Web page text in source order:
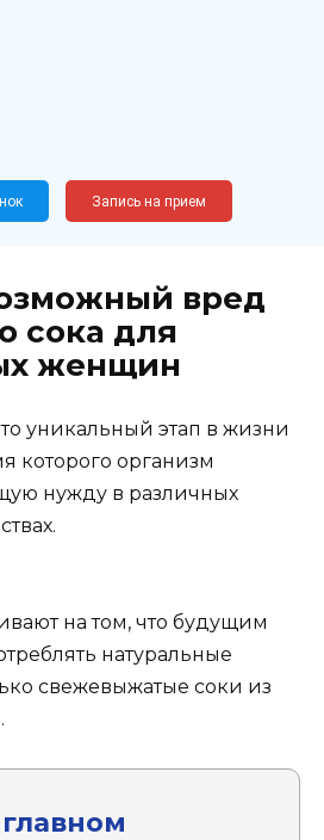
Новослободская, 62, к12
Запись на прием
вред
сока для
женщин
уникальный этап в жизни
которого организм
нужду в различных
на том, что будущим
натуральные
свежевыжатые соки из